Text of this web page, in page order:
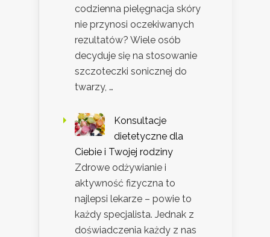
codzienna pielęgnacja skóry
nie przynosi oczekiwanych
rezultatów? Wiele osób
decyduje się na stosowanie
szczoteczki sonicznej do
twarzy, …
Konsultacje
dietetyczne dla
Ciebie i Twojej rodziny
Zdrowe odżywianie i
aktywność fizyczna to
najlepsi lekarze – powie to
każdy specjalista. Jednak z
doświadczenia każdy z nas